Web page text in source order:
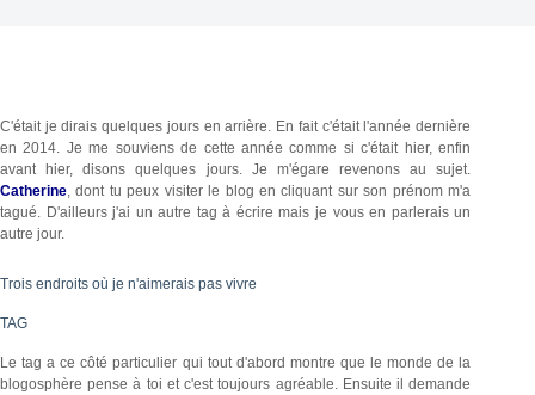
C'était je dirais quelques jours en arrière. En fait c'était l'année dernière
en 2014. Je me souviens de cette année comme si c'était hier, enfin
avant hier, disons quelques jours. Je m'égare revenons au sujet.
Catherine, dont tu peux visiter le blog en cliquant sur son prénom m'a
tagué. D'ailleurs j'ai un autre tag à écrire mais je vous en parlerais un
autre jour.
Trois endroits où je n'aimerais pas vivre
TAG
Le tag a ce côté particulier qui tout d'abord montre que le monde de la
blogosphère pense à toi et c'est toujours agréable. Ensuite il demande